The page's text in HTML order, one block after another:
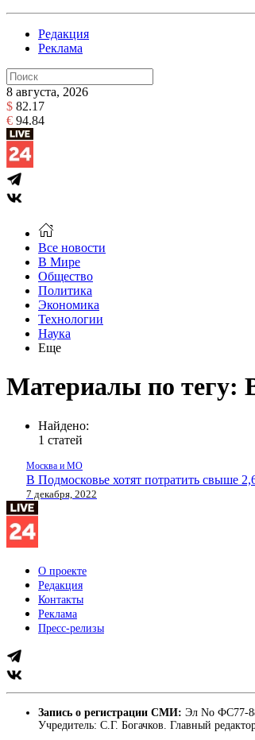
Редакция
Реклама
8 августа, 2026
$ 82.17
€ 94.84
Все новости
В Мире
Общество
Политика
Экономика
Технологии
Наука
Еще
Материалы по
Найдено:
1 статей
Москва и МО
В Подмосковье хотят потратить свыше
7 декабря, 2022
О проекте
Редакция
Контакты
Реклама
Пресс-релизы
Запись о регистрации СМИ: Эл No ФС77-
Учредитель: С.Г. Богачков. Главный